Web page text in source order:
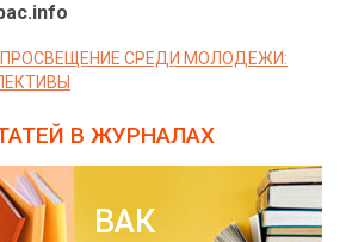
СРЕДИ МОЛОДЕЖИ:
В ЖУРНАЛАХ
ВАК